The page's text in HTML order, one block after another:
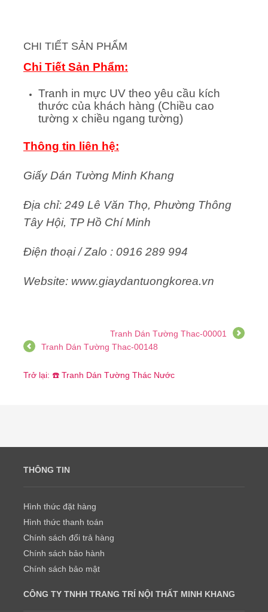
CHI TIẾT SẢN PHẨM
Chi Tiết Sản Phẩm:
Tranh in mực UV theo yêu cầu kích
thước của khách hàng (Chiều cao
tường x chiều ngang tường)
Thông tin liên hệ:
Giấy Dán Tường Minh Khang
Địa chỉ: 249 Lê Văn Thọ, Phường Thông
Tây Hội, TP Hồ Chí Minh
Điện thoại / Zalo : 0916 289 994
Website: www.giaydantuongkorea.vn
Tranh Dán Tường Thac-00001
Tranh Dán Tường Thac-00148
Trở lại: ☎️ Tranh Dán Tường Thác Nước
THÔNG TIN
Hình thức đặt hàng
Hình thức thanh toán
Chính sách đổi trả hàng
Chính sách bảo hành
Chính sách bảo mật
CÔNG TY TNHH TRANG TRÍ NỘI THẤT MINH KHANG